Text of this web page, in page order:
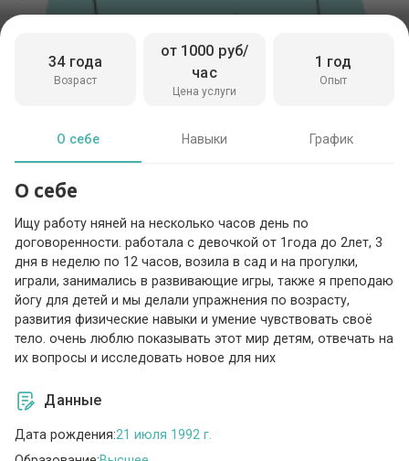
Возраст
34 года
Цена услуги
от 1000 руб/
час
Опыт
1 год
О себе Навыки График
О себе
Ищу работу няней на несколько часов день по
договоренности. работала с девочкой от 1года до 2лет, 3
дня в неделю по 12 часов, возила в сад и на прогулки,
играли, занимались в развивающие игры, также я преподаю
йогу для детей и мы делали упражнения по возрасту,
развития физические навыки и умение чувствовать своё
тело. очень люблю показывать этот мир детям, отвечать на
их вопросы и исследовать новое для них
Данные
Дата рождения:21 июля 1992 г.